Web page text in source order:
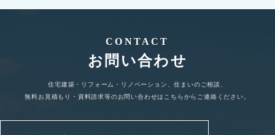
CONTACT
お問い合わせ
住宅建築・リフォーム・リノベーション、住まいのご相談、
無料お見積もり・資料請求等のお問い合わせはこちらからご連絡ください。